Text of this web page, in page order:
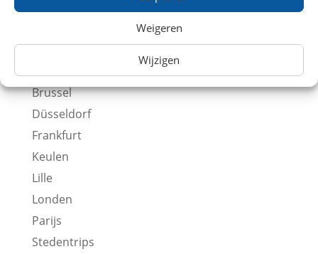
Weigeren
Wijzigen
Antwerpen
Brussel
Düsseldorf
Frankfurt
Keulen
Lille
Londen
Parijs
Stedentrips